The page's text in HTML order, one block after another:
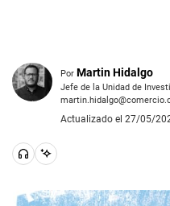
Por Martin Hidalgo
Jefe de la Unidad de
Actualizado el 27/05/